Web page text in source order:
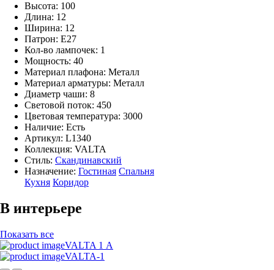
Высота: 100
Длина: 12
Ширина: 12
Патрон: E27
Кол-во лампочек: 1
Мощность: 40
Материал плафона: Металл
Материал арматуры: Металл
Диаметр чаши: 8
Световой поток: 450
Цветовая температура: 3000
Наличие: Есть
Артикул: L1340
Коллекция: VALTA
Стиль: Скандинавский
Назначение: Гостиная Спальня
Кухня Коридор
В интерьере
Показать все
VALTA 1 А
VALTA-1